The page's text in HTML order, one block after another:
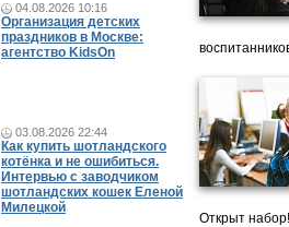
04.08.2026 10:16
Организация детских
праздников в Москве:
агентство KidsOn
03.08.2026 22:44
Как купить шотландского
котёнка и не ошибиться.
Интервью с заводчиком
шотландских кошек Еленой
Милецкой
Открыт набор!